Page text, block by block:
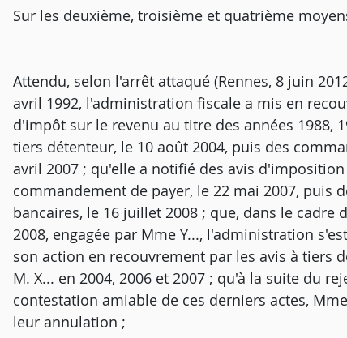
Sur les deuxième, troisième et quatrième
Attendu, selon l'arrêt attaqué (Rennes, 8 juin
avril 1992, l'administration fiscale a mis en
d'impôt sur le revenu au titre des années 1988,
tiers détenteur, le 10 août 2004, puis des
avril 2007 ; qu'elle a notifié des avis
commandement de payer, le 22 mai 2007, puis
bancaires, le 16 juillet 2008 ; que, dans le
2008, engagée par Mme Y..., l'administration
son action en recouvrement par les avis à tiers
M. X... en 2004, 2006 et 2007 ; qu'à la suite du
contestation amiable de ces derniers actes,
leur annulation ;